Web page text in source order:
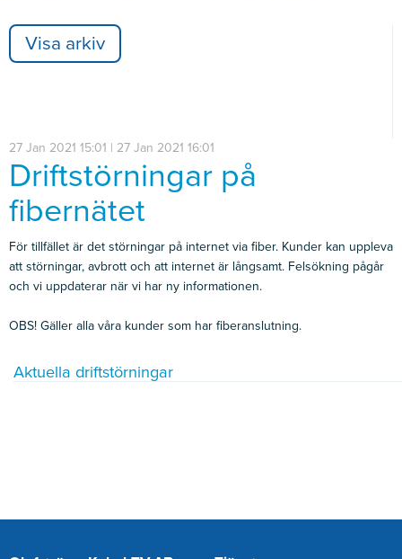
Visa arkiv
27 Jan 2021 15:01 | 27 Jan 2021 16:01
Driftstörningar på
fibernätet
För tillfället är det störningar på internet via fiber. Kunder kan uppleva
att störningar, avbrott och att internet är långsamt. Felsökning pågår
och vi uppdaterar när vi har ny informationen.
OBS! Gäller alla våra kunder som har fiberanslutning.
Aktuella driftstörningar